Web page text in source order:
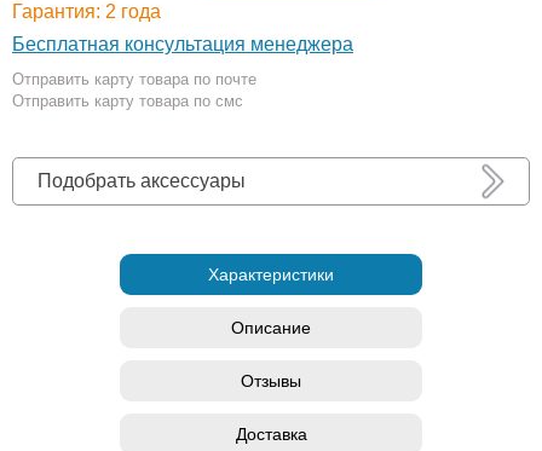
Гарантия: 2 года
Бесплатная консультация менеджера
Отправить карту товара по почте
Отправить карту товара по смс
Подобрать аксессуары
Характеристики
Описание
Отзывы
Доставка